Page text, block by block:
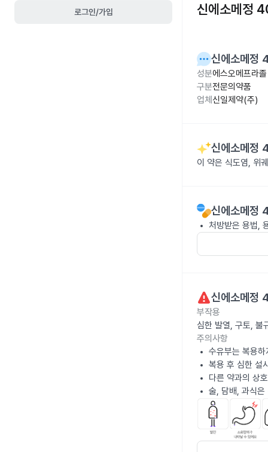
로그인/가입 신에소메정
신에소메정
성분에스오메프라
구분전문의약품
업체 신일제약(주)
신에소메정
이 약은 식도염, 위
신에소메정
처방받은 용법,
신에소메정
부작용
심한 발열, 구토, 불
주의사항
수유부는 복용
복용 후 심한 설
다른 약과의 상
술, 담배, 과식은